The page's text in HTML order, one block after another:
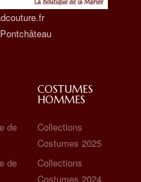
de
de
COSTUMES
HOMMES
Collections
Costumes 2025
Collections
Costumes 2024